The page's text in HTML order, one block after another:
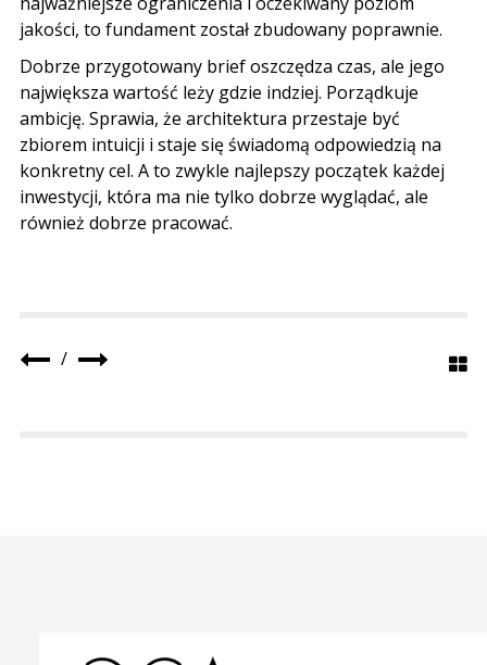
jakości, to fundament został zbudowany poprawnie.
Dobrze przygotowany brief oszczędza czas, ale jego
największa wartość leży gdzie indziej. Porządkuje
ambicję. Sprawia, że architektura przestaje być
zbiorem intuicji i staje się świadomą odpowiedzią na
konkretny cel. A to zwykle najlepszy początek każdej
inwestycji, która ma nie tylko dobrze wyglądać, ale
również dobrze pracować.
/